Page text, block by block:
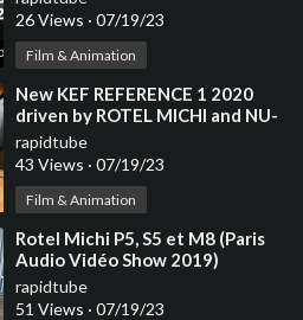
26 Views · 07/19/23
Film & Animation
⁣New KEF REFERENCE 1 2020
driven by ROTEL MICHI and NU-
VISTA Cd Player
rapidtube
43 Views · 07/19/23
Film & Animation
⁣Rotel Michi P5, S5 et M8 (Paris
Audio Vidéo Show 2019)
rapidtube
51 Views · 07/19/23